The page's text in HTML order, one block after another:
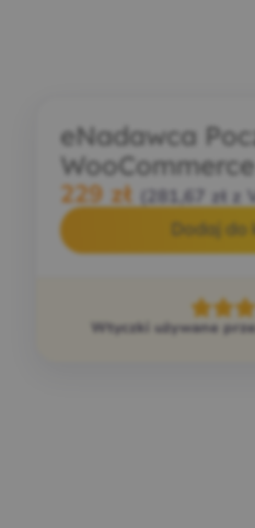
eNadawca
WooCommerce
229 zł zł
z
Dodaj do
Wtyczki używane